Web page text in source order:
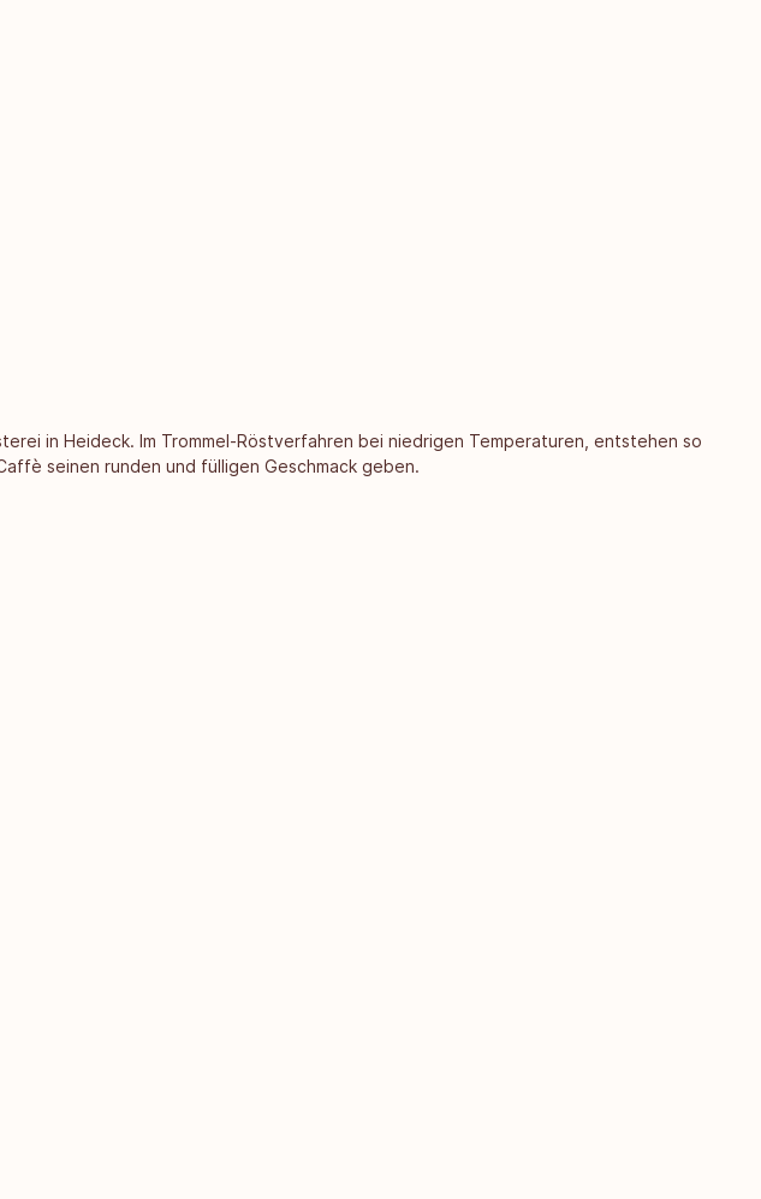
in Heideck. Im Trommel-Röstverfahren bei niedrigen Temperaturen, entstehen so
seinen runden und fülligen Geschmack geben.